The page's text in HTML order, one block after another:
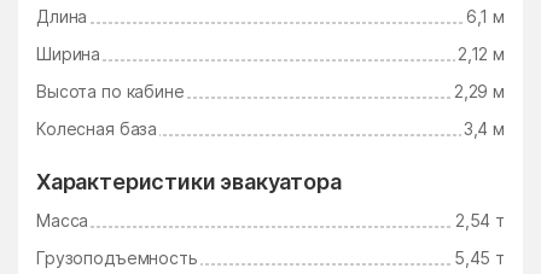
Длина
6,1 м
Ширина
2,12 м
Высота по кабине
2,29 м
Колесная база
3,4 м
Характеристики эвакуатора
Масса
2,54 т
Грузоподъемность
5,45 т
Электросталь Электроугли
Юдино Южный Поселок
Юрцово
Ямкино Ярополец
Яхрома